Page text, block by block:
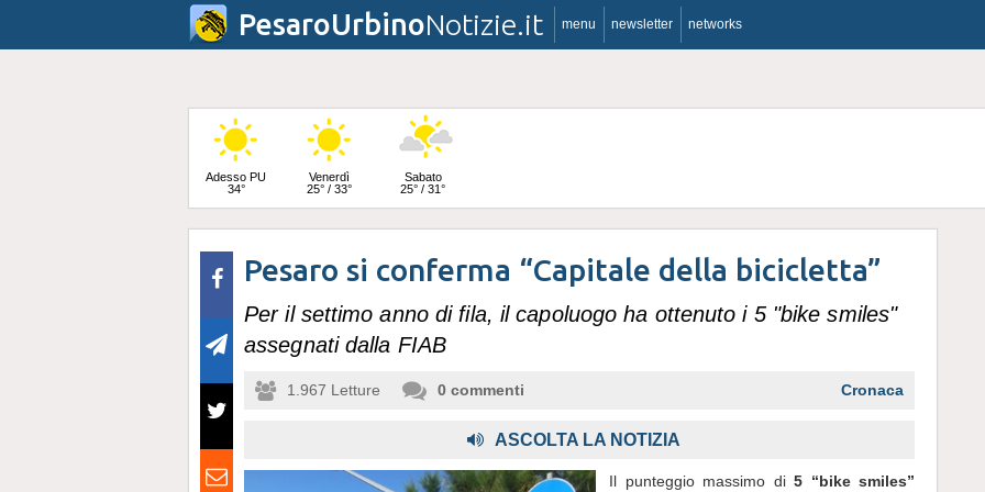
PesaroUrbinoNotizie.it menu newsletter networks
Adesso PU
34°
Venerdì
25° / 33°
Sabato
25° / 31°
Domenica
24° / 32°
Pesaro si conferma “Capitale della bicicletta”
Per il settimo anno di fila, il capoluogo ha ottenuto i 5 "bike smiles"
assegnati dalla FIAB
1.967 Letture 0 commenti Cronaca
ASCOLTA LA NOTIZIA
Il punteggio massimo di5 “bike smiles”